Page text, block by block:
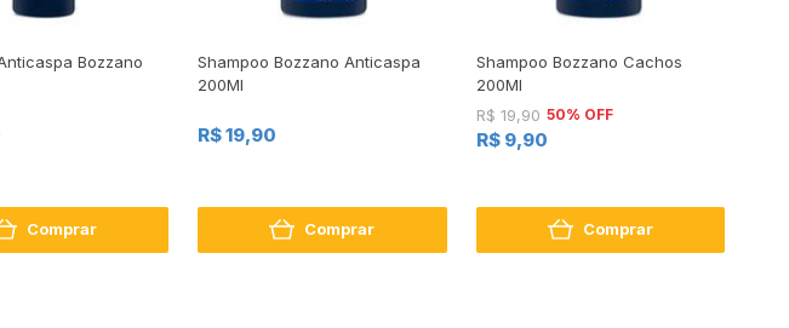
Bozzano
Comprar
Shampoo Bozzano Anticaspa
200Ml
R$ 19,90
Comprar
Shampoo Bozzano Cachos
200Ml
R$ 19,90 50% OFF
R$ 9,90
Comprar